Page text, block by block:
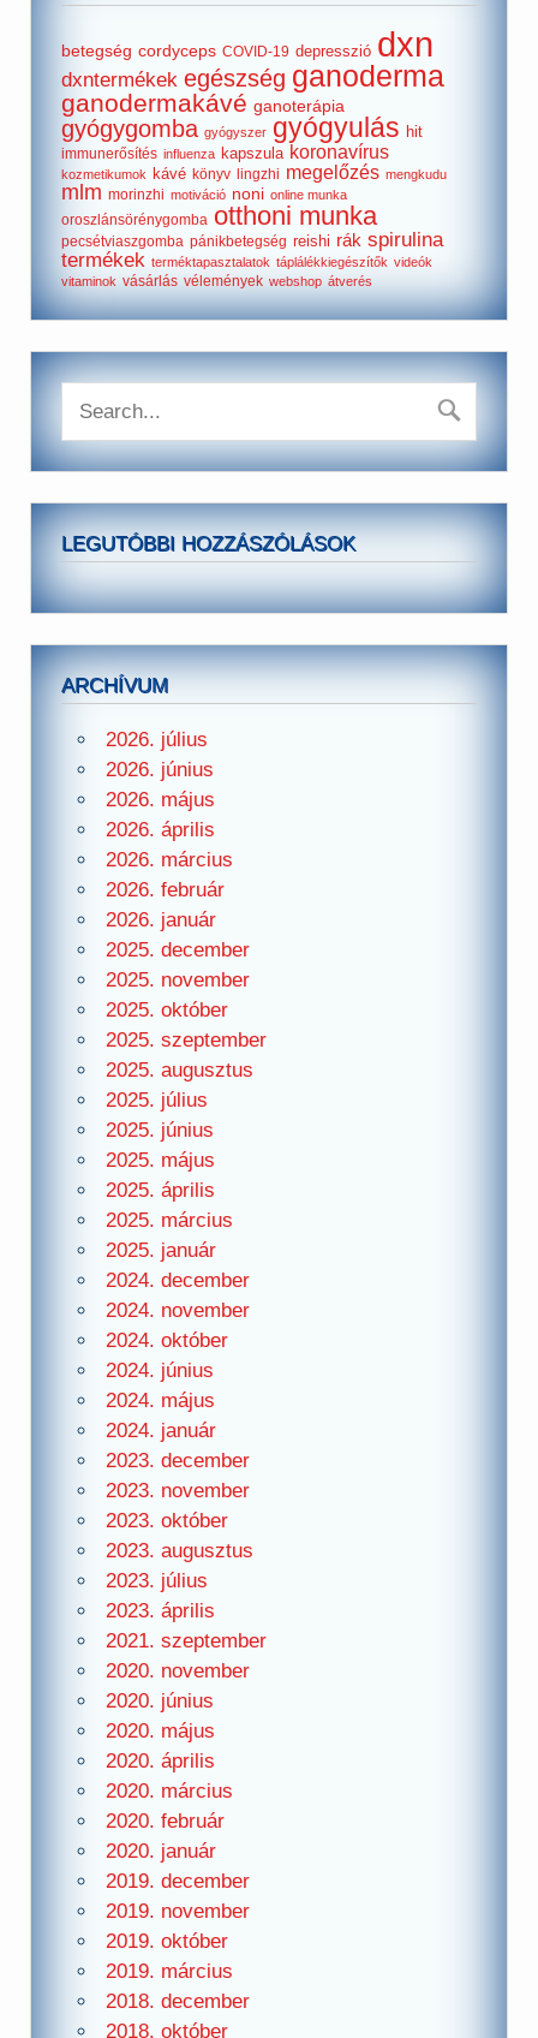
betegség cordyceps COVID-19 depresszió dxn
dxntermékek egészség ganoderma
ganodermakávé ganoterápia
gyógygomba gyógyszer gyógyulás hit
immunerősítés influenza kapszula koronavírus
kozmetikumok kávé könyv lingzhi megelőzés mengkudu
mlm morinzhi motiváció noni online munka
oroszlánsörénygomba otthoni munka
pecsétviaszgomba pánikbetegség reishi rák spirulina
termékek terméktapasztalatok táplálékkiegészítők videók
vitaminok vásárlás vélemények webshop átverés
LEGUTÓBBI HOZZÁSZÓLÁSOK
ARCHÍVUM
2026. július
2026. június
2026. május
2026. április
2026. március
2026. február
2026. január
2025. december
2025. november
2025. október
2025. szeptember
2025. augusztus
2025. július
2025. június
2025. május
2025. április
2025. március
2025. január
2024. december
2024. november
2024. október
2024. június
2024. május
2024. január
2023. december
2023. november
2023. október
2023. augusztus
2023. július
2023. április
2021. szeptember
2020. november
2020. június
2020. május
2020. április
2020. március
2020. február
2020. január
2019. december
2019. november
2019. október
2019. március
2018. december
2018. október